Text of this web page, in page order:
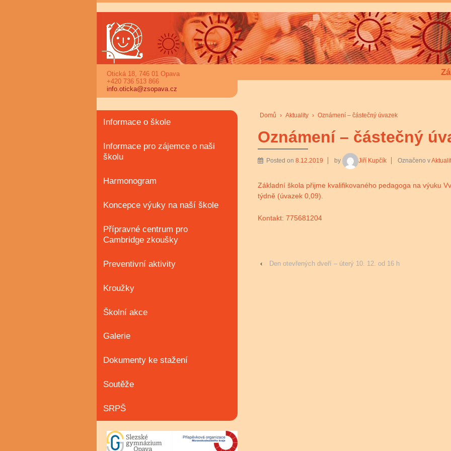
Domů › Aktuality › Oznámení – částečný úvazek
Oznámení – částečný
Posted on8.12.2019 by Jiří Kupčík Označeno v
Základní škola přijme kvalifikovaného pedagoga na výuku
týdně (úvazek 0,09).
Kontakt: 775681204
‹ Den otevřených dveří – úterý 10. 12. od 16 h
Otická 18, 746 01 Opava
+420 736 513 866
info.oticka@zsopava.cz
Informace o škole
Informace pro zájemce o naši
školu
Harmonogram
Koncepce výuky na naší škole
Přípravné centrum pro
Cambridge zkoušky
Preventivní aktivity
Kroužky
Školní akce
Galerie
Dokumenty ke stažení
Soutěže
SRPŠ